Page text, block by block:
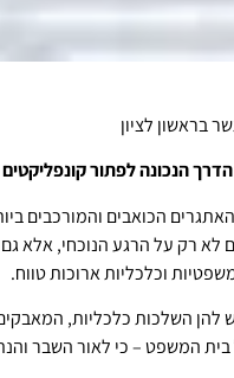
בראשון לציון
הנכונה לפתור
הכואבים והמורכבים
לא רק על הרגע הנוכחי, אלא
וכלכליות ארוכות טווח.
להן השלכות כלכליות,
המשפט – כי לאור השבר